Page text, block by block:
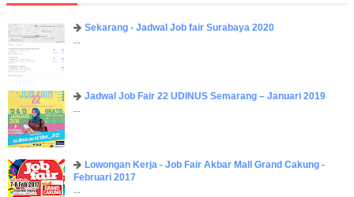
Sekarang - Jadwal Job fair Surabaya 2020
...
Jadwal Job Fair 22 UDINUS Semarang – Januari 2019
...
Lowongan Kerja - Job Fair ​Akbar ​Mall Grand Cakung -
Februari 2017
...